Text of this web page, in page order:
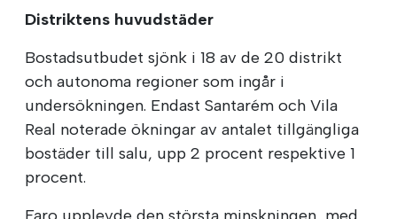
Distriktens huvudstäder
Bostadsutbudet sjönk i 18 av de 20 distrikt
och autonoma regioner som ingår i
undersökningen. Endast Santarém och Vila
Real noterade ökningar av antalet tillgängliga
bostäder till salu, upp 2 procent respektive 1
procent.